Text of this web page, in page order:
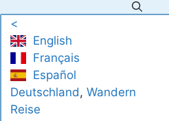
Inhalt
springen
<
English
Français
Español
Deutschland, Wandern
Reise